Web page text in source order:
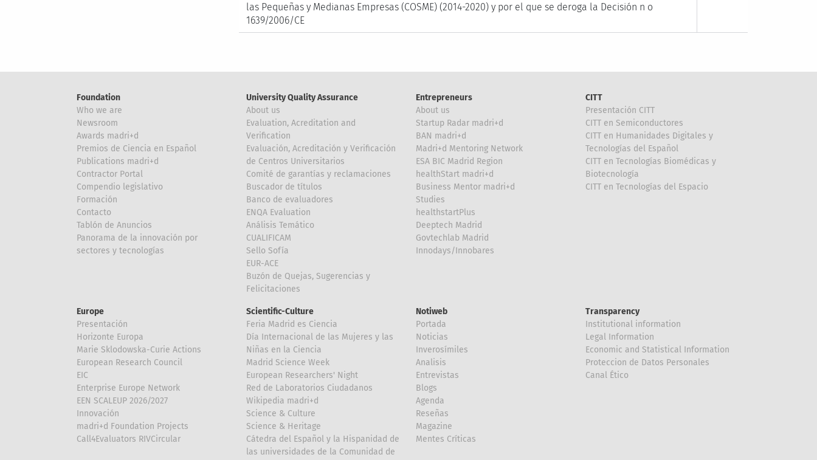
las Pequeñas y Medianas Empresas (COSME) (2014-2020) y por el que se deroga la Decisión n o
1639/2006/CE
Foundation
Who we are
Newsroom
Awards madri+d
Premios de Ciencia en Español
Publications madri+d
Contractor Portal
Compendio legislativo
Formación
Contacto
Tablón de Anuncios
Panorama de la innovación por
sectores y tecnologías
University Quality Assurance
About us
Evaluation, Acreditation and
Verification
Evaluación, Acreditación y Verificación
de Centros Universitarios
Comité de garantías y reclamaciones
Buscador de títulos
Banco de evaluadores
ENQA Evaluation
Análisis Temático
CUALIFICAM
Sello Sofía
EUR-ACE
Buzón de Quejas, Sugerencias y
Felicitaciones
Entrepreneurs
About us
Startup Radar madri+d
BAN madri+d
Madri+d Mentoring Network
ESA BIC Madrid Region
healthStart madri+d
Business Mentor madri+d
Studies
healthstartPlus
Deeptech Madrid
Govtechlab Madrid
Innodays/Innobares
CITT
Presentación CITT
CITT en Semiconductores
CITT en Humanidades Digitales y
Tecnologías del Español
CITT en Tecnologías Biomédicas y
Biotecnología
CITT en Tecnologías del Espacio
Europe
Presentación
Horizonte Europa
Marie Sklodowska-Curie Actions
European Research Council
EIC
Enterprise Europe Network
EEN SCALEUP 2026/2027
Innovación
madri+d Foundation Projects
Call4Evaluators RIVCircular
Scientific-Culture
Feria Madrid es Ciencia
Día Internacional de las Mujeres y las
Niñas en la Ciencia
Madrid Science Week
European Researchers' Night
Red de Laboratorios Ciudadanos
Wikipedia madri+d
Science & Culture
Science & Heritage
Cátedra del Español y la Hispanidad de
las universidades de la Comunidad de
Notiweb
Portada
Noticias
Inverosímiles
Analisis
Entrevistas
Blogs
Agenda
Reseñas
Magazine
Mentes Críticas
Transparency
Institutional information
Legal Information
Economic and Statistical Information
Proteccion de Datos Personales
Canal Ético